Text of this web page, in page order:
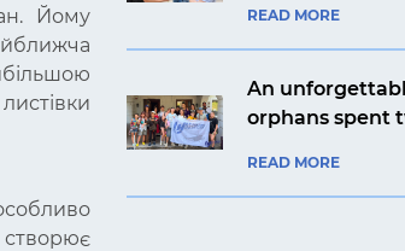
Йому
створює
aviation
READ MORE
An
orphans spent
READ MORE